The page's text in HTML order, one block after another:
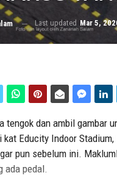
Last updated Mar 5,
tengok dan ambil gambar
Educity Indoor Stadium,
pun sebelum ini.
ada pedal.